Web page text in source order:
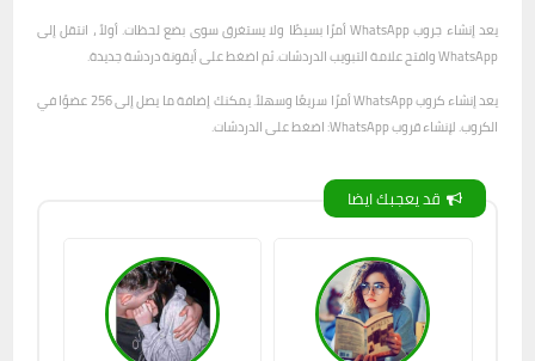
يعد إنشاء جروب WhatsApp أمرًا بسيطًا ولا يستغرق سوى بضع لحظات. أولاً ، انتقل إلى
WhatsApp وافتح علامة التبويب الدردشات. ثم اضغط على أيقونة دردشة جديدة.
يعد إنشاء كروب WhatsApp أمرًا سريعًا وسهلاً. يمكنك إضافة ما يصل إلى 256 عضوًا في
الكروب. لإنشاء قروب WhatsApp: اضغط على الدردشات.
قد يعجبك ايضا